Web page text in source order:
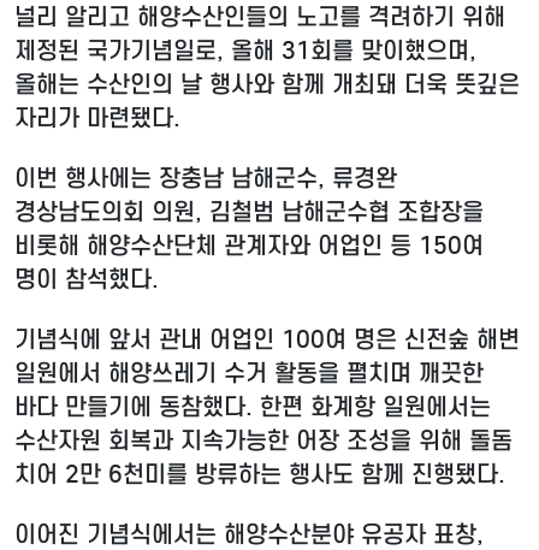
널리 알리고 해양수산인들의 노고를 격려하기 위해
제정된 국가기념일로, 올해 31회를 맞이했으며,
올해는 수산인의 날 행사와 함께 개최돼 더욱 뜻깊은
자리가 마련됐다.
이번 행사에는 장충남 남해군수, 류경완
경상남도의회 의원, 김철범 남해군수협 조합장을
비롯해 해양수산단체 관계자와 어업인 등 150여
명이 참석했다.
기념식에 앞서 관내 어업인 100여 명은 신전숲 해변
일원에서 해양쓰레기 수거 활동을 펼치며 깨끗한
바다 만들기에 동참했다. 한편 화계항 일원에서는
수산자원 회복과 지속가능한 어장 조성을 위해 돌돔
치어 2만 6천미를 방류하는 행사도 함께 진행됐다.
이어진 기념식에서는 해양수산분야 유공자 표창,